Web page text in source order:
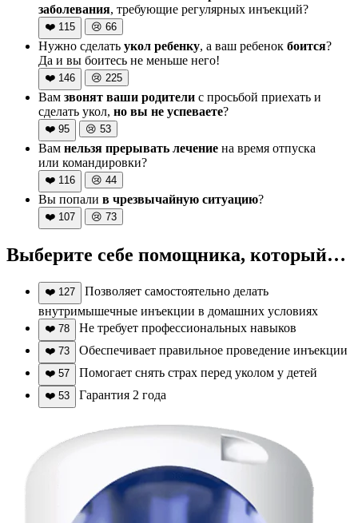
заболевания, требующие регулярных инъекций?
❤️ 115 😢 66
Нужно сделать укол ребенку, а ваш ребенок боится?
Да и вы боитесь не меньше него!
❤️ 146 😢 225
Вам звонят ваши родители с просьбой приехать и
сделать укол, но вы не успеваете?
❤️ 95 😢 53
Вам нельзя прерывать лечение на время отпуска
или командировки?
❤️ 116 😢 44
Вы попали в чрезвычайную ситуацию?
❤️ 107 😢 73
Выберите себе помощника, который…
❤️ 127
Позволяет самостоятельно делать
внутримышечные инъекции в домашних условиях
❤️ 78 Не требует профессиональных навыков
❤️ 73 Обеспечивает правильное проведение инъекции
❤️ 57 Помогает снять страх перед уколом у детей
❤️ 53 Гарантия 2 года